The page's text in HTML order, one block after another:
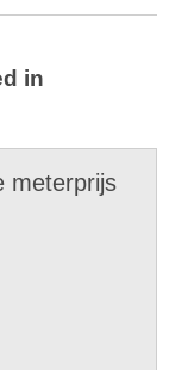
in
meterprijs